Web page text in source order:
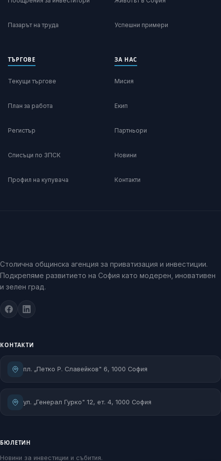
Пазарът на труда Успешни примери
ТЪРГОВЕ
Текущи търгове
План за работа
Регистър
Списъци по ЗПСК
Профил на купувача
ЗА НАС
Мисия
Екип
Партньори
Новини
Контакти
Столична общинска агенция за приватизация и инвестиции.
Подкрепяме развитието на София като модерен, иновативен
и зелен град.
КОНТАКТИ
пл. „Петко Р. Славейков" 6, 1000 София
ул. „Генерал Гурко" 12, ет. 4, 1000 София
БЮЛЕТИН
Новини за инвестиции и събития.